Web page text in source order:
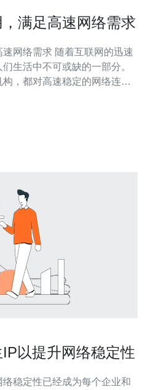
满足高速网络需求
着互联网的迅速
生活中不可或缺的一部分。
，都对高速稳定的网络连接
设施，提供大带宽租用服
以提升网络稳定性
稳定性已经成为每个企业和